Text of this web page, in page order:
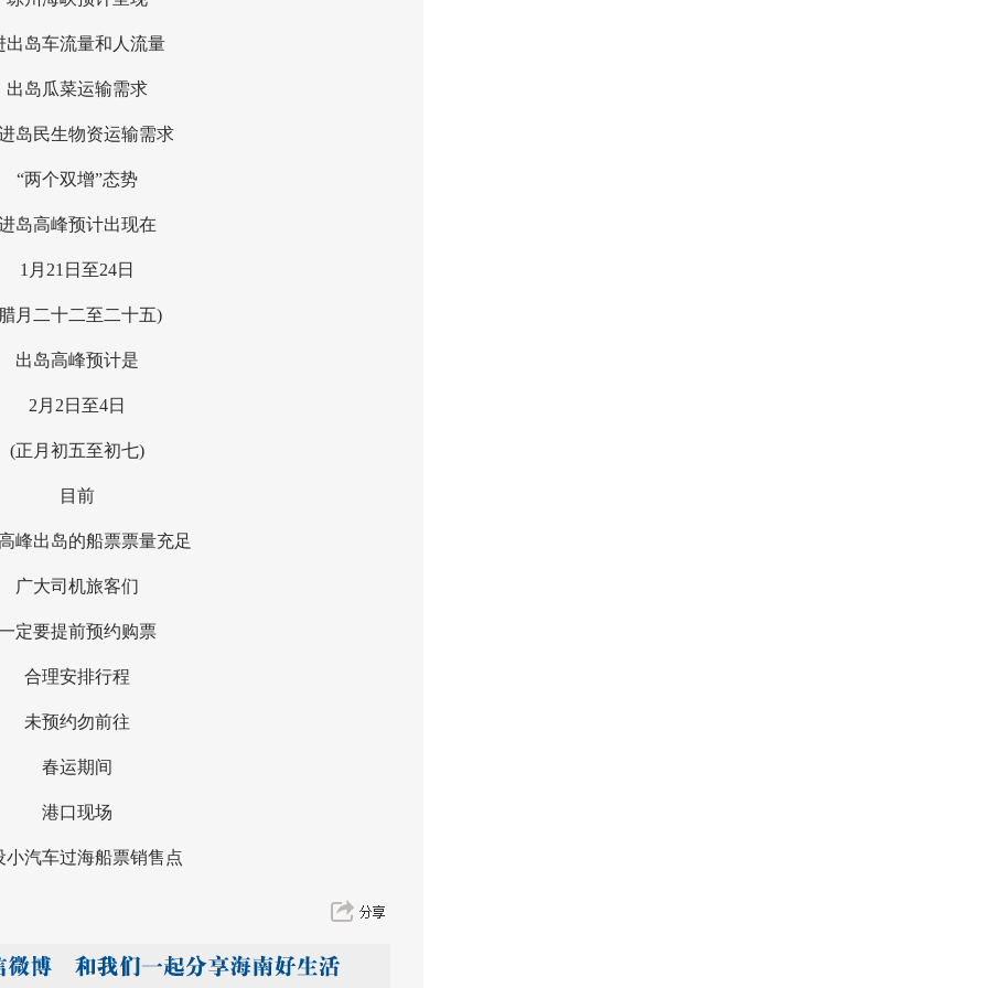
车流量和人流量
瓜菜运输需求
民生物资运输需求
个双增”态势
高峰预计出现在
月21日至24日
二十二至二十五)
岛高峰预计是
2月2日至4日
月初五至初七)
目前
出岛的船票票量充足
大司机旅客们
要提前预约购票
理安排行程
预约勿前往
春运期间
港口现场
汽车过海船票销售点